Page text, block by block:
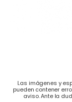
Las imágenes y
pueden contener
aviso. Ante la